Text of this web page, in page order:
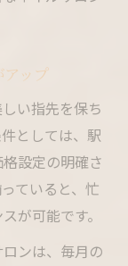
ップ
い指先を保ち
としては、駅
設定の明確さ
ていると、忙
が可能です。
ンは、毎月の